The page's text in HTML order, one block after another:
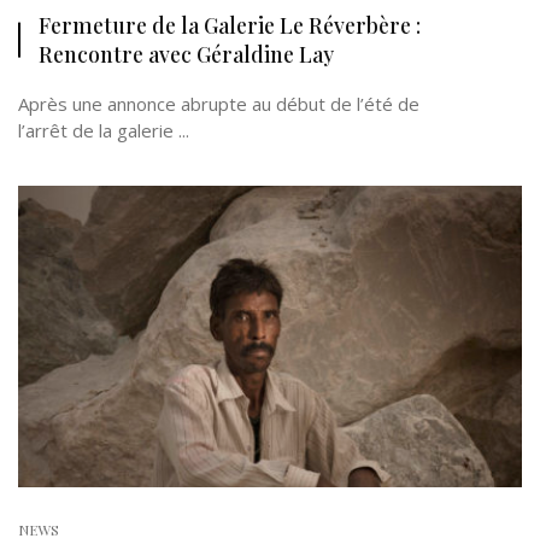
Fermeture de la Galerie Le Réverbère :
Rencontre avec Géraldine Lay
Après une annonce abrupte au début de l’été de
l’arrêt de la galerie ...
NEWS